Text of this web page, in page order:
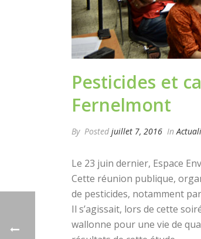
Pesticides et
Fernelmont
By Posted juillet 7, 2016 In
Le 23 juin dernier, Espace
Cette réunion publique,
de pesticides, notamment
Il s’agissait, lors de cette
wallonne pour une vie de